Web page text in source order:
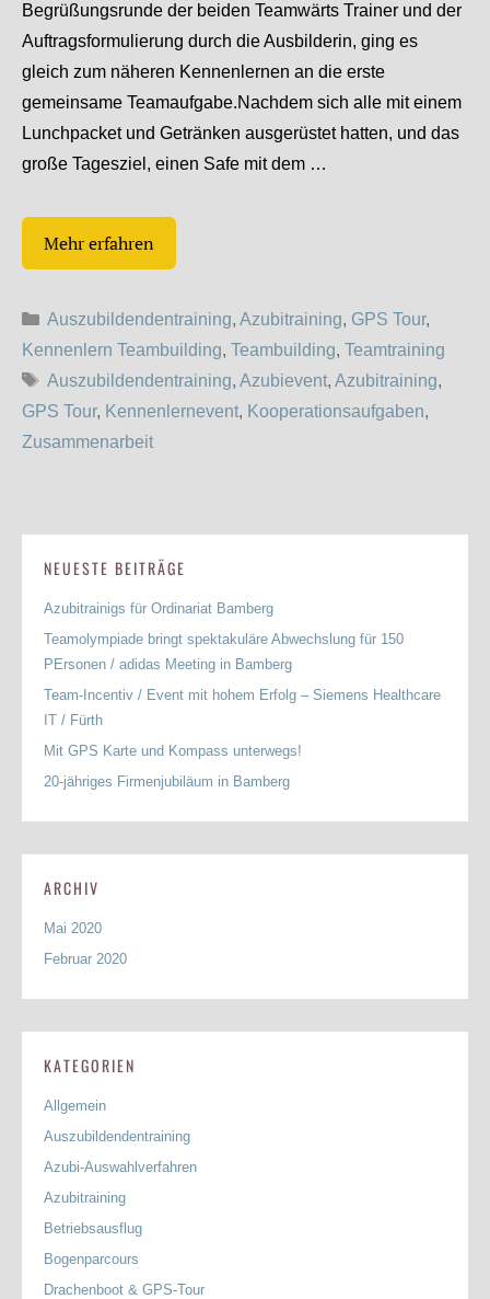
Begrüßungsrunde der beiden Teamwärts Trainer und der
Auftragsformulierung durch die Ausbilderin, ging es
gleich zum näheren Kennenlernen an die erste
gemeinsame Teamaufgabe.Nachdem sich alle mit einem
Lunchpacket und Getränken ausgerüstet hatten, und das
große Tagesziel, einen Safe mit dem …
Mehr erfahren
Kategorien
Auszubildendentraining, Azubitraining, GPS Tour,
Kennenlern Teambuilding, Teambuilding, Teamtraining
Schlagwörter
Auszubildendentraining, Azubievent, Azubitraining,
GPS Tour, Kennenlernevent, Kooperationsaufgaben,
Zusammenarbeit
NEUESTE BEITRÄGE
Azubitrainigs für Ordinariat Bamberg
Teamolympiade bringt spektakuläre Abwechslung für 150
PErsonen / adidas Meeting in Bamberg
Team-Incentiv / Event mit hohem Erfolg – Siemens Healthcare
IT / Fürth
Mit GPS Karte und Kompass unterwegs!
20-jähriges Firmenjubiläum in Bamberg
ARCHIV
Mai 2020
Februar 2020
KATEGORIEN
Allgemein
Auszubildendentraining
Azubi-Auswahlverfahren
Azubitraining
Betriebsausflug
Bogenparcours
Drachenboot & GPS-Tour